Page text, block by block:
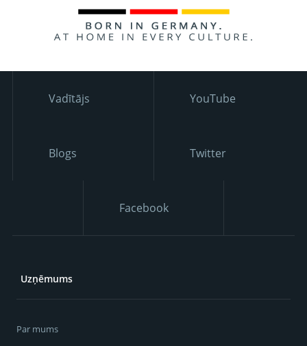
Vadītājs YouTube
Blogs Twitter
Facebook
Uzņēmums
Par mums